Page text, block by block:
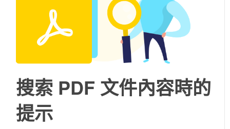
搜索 PDF 文件內容時的
提示